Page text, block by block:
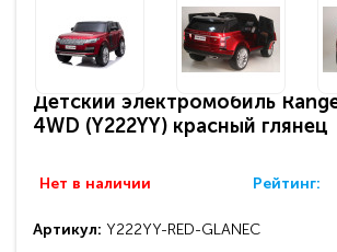
Детский электромобиль
4WD (Y222YY) красный глянец
Нет в наличии Рейтинг:
Артикул: Y222YY-RED-GLANEC